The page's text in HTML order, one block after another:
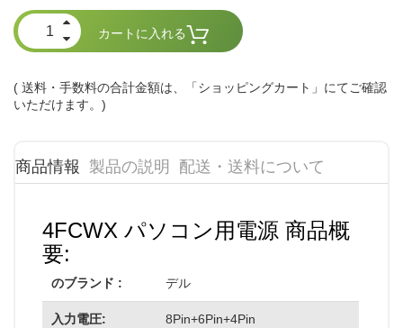
カートに入れる
( 送料・手数料の合計金額は、「ショッピングカート」にてご確認
いただけます。)
商品情報 製品の説明 配送・送料について
4FCWX パソコン用電源 商品概
要:
のブランド : デル
入力電圧: 8Pin+6Pin+4Pin